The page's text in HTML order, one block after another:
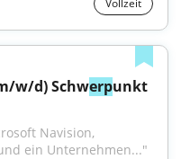
Vollzeit
w/d) Schwerpunkt
Navision,
ein Unternehmen..."